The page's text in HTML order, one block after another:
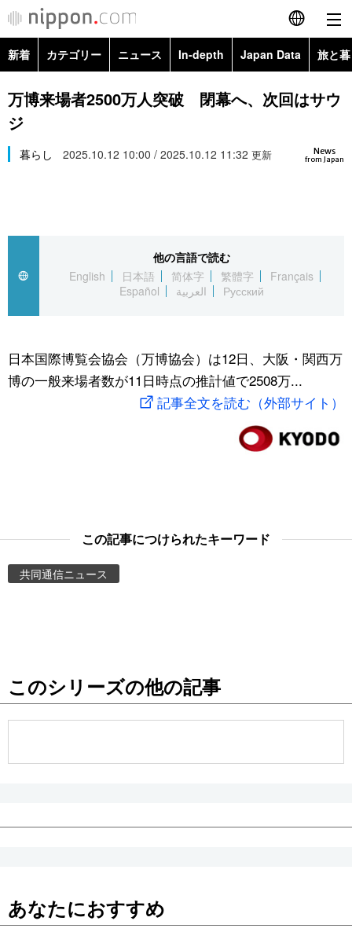
English
简体字
Русский
カテゴリー
経済・ビジネス
国際
文化
トップ
アーカイブ
In-depth
Japan Data
動画/Live
お知らせ
新着 カテゴリー ニュース In-depth Japan Data 旅と
政治・外交
経済・ビジネス
スポーツ・東京2020
Topics
万博来場者2500万人突破 閉幕へ、次回はサウ
ジ
News
from Japan
暮らし 2025.10.12 10:00 / 2025.10.12 11:32 更新
他の言語で読む
English
日本語 简体字 繁體字
Français
Español
العربية Русский
日本国際博覧会協会（万博協会）は12日、大阪・関西万
博の一般来場者数が11日時点の推計値で2508万...
記事全文を読む（外部サイト）
この記事につけられたキーワード
共同通信ニュース
このシリーズの他の記事
あなたにおすすめ